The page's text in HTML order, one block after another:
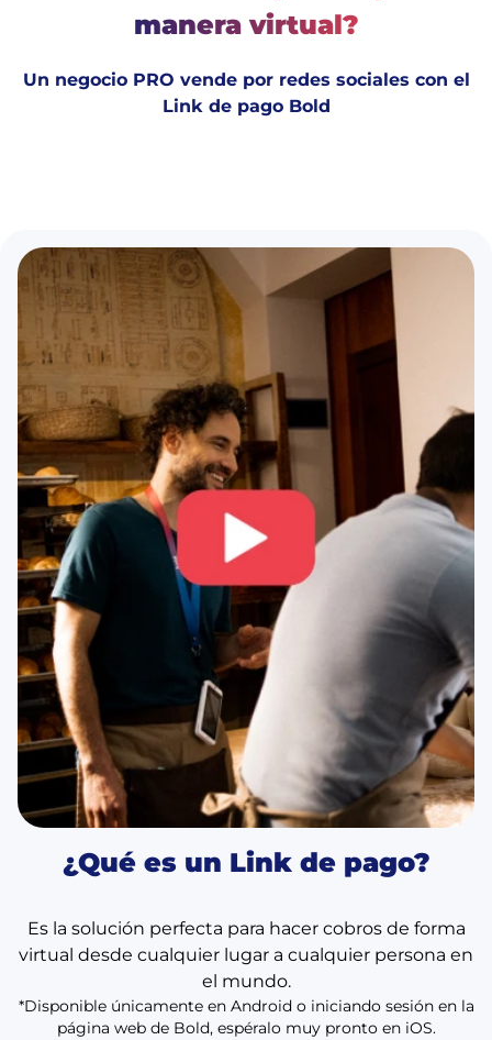
manera virtual?
Un negocio PRO vende por redes sociales con el
Link de pago Bold
¿Qué es un Link de pago?
Es la solución perfecta para hacer cobros de forma
virtual desde cualquier lugar a cualquier persona en
el mundo.
*Disponible únicamente en Android o iniciando sesión en la
página web de Bold, espéralo muy pronto en iOS.